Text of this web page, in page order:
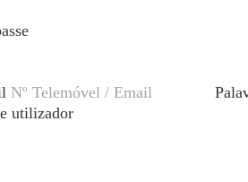
utilizador